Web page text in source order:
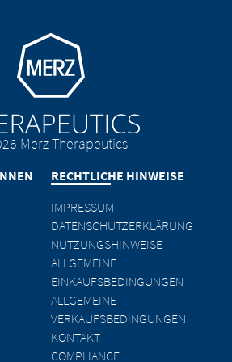
homepage
Merz Therapeutics
RECHTLICHE HINWEISE
IMPRESSUM
DATENSCHUTZERKLÄRUNG
NUTZUNGSHINWEISE
ALLGEMEINE
EINKAUFSBEDINGUNGEN
ALLGEMEINE
VERKAUFSBEDINGUNGEN
KONTAKT
COMPLIANCE